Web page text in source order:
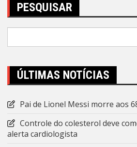
PESQUISAR
ÚLTIMAS NOTÍCIAS
Pai de Lionel Messi morre aos
Controle do colesterol deve
alerta cardiologista